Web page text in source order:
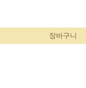
장바구니